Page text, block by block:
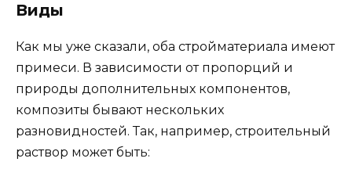
Виды
Как мы уже сказали, оба стройматериала имеют
примеси. В зависимости от пропорций и
природы дополнительных компонентов,
композиты бывают нескольких
разновидностей. Так, например, строительный
раствор может быть: